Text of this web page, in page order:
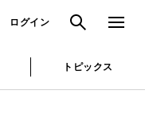
ログイン 検索 メニュ
トピックス